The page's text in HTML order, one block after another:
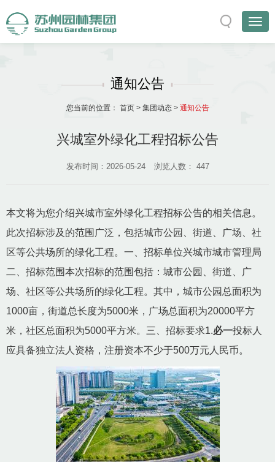
通知公告
您当前的位置： 首页> 集团动态> 通知公告
兴城室外绿化工程招标公告
发布时间：2026-05-24 浏览人数： 447
本文将为您介绍兴城市室外绿化工程招标公告的相关信息。
此次招标涉及的范围广泛，包括城市公园、街道、广场、社
区等公共场所的绿化工程。一、招标单位兴城市城市管理局
二、招标范围本次招标的范围包括：城市公园、街道、广
场、社区等公共场所的绿化工程。其中，城市公园总面积为
1000亩，街道总长度为5000米，广场总面积为20000平方
米，社区总面积为5000平方米。三、招标要求1.必一投标人
应具备独立法人资格，注册资本不少于500万元人民币。